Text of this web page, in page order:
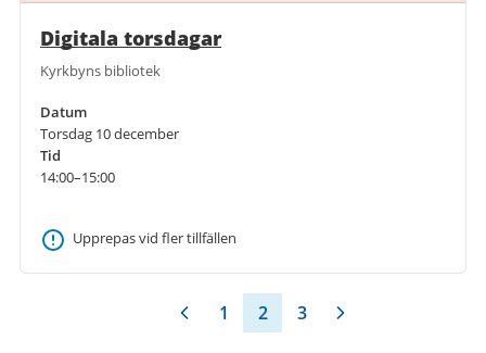
Digitala torsdagar
Kyrkbyns bibliotek
Datum
Torsdag 10 december
Tid
14:00–15:00
Upprepas vid fler tillfällen
1 2 3